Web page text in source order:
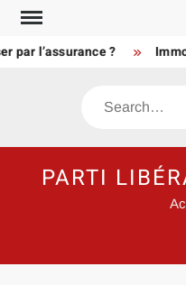
Skip
content
l’assurance ?
Search
PARTI